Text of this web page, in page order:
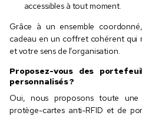
accessibles à tout moment.
Grâce à un ensemble
cadeau en un coffret cohérent qui
et votre sens de l’organisation.
Proposez-vous des
personnalisés ?
Oui, nous proposons toute
protège-cartes anti-RFID et de